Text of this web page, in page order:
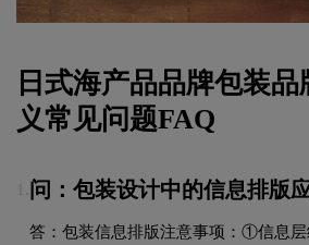
日式海产品品牌包装品
义常见问题FAQ
问：包装设计中的信息排版
答：包装信息排版注意事项：①信息